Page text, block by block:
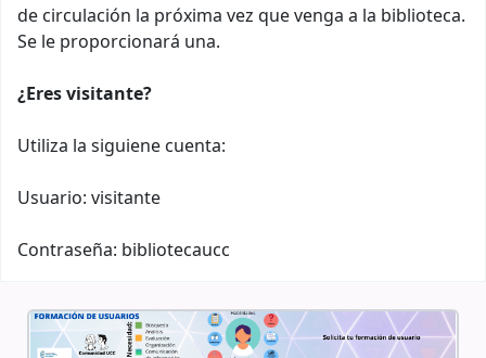
de circulación la próxima vez que venga a la biblioteca.
Se le proporcionará una.
¿Eres visitante?
Utiliza la siguiene cuenta:
Usuario: visitante
Contraseña: bibliotecaucc